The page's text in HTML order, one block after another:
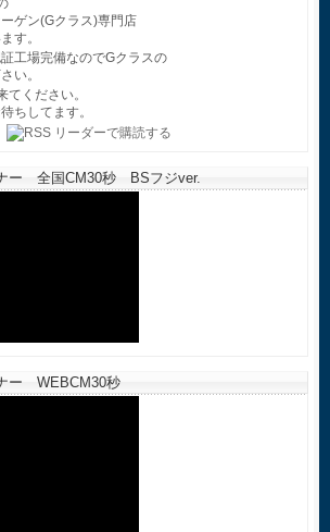
ゲン(Gクラス)専門店
す。
工場完備なのでGクラスの
い。
ください。
ちしてます。
ー 全国CM30秒 BSフジver.
ー WEBCM30秒